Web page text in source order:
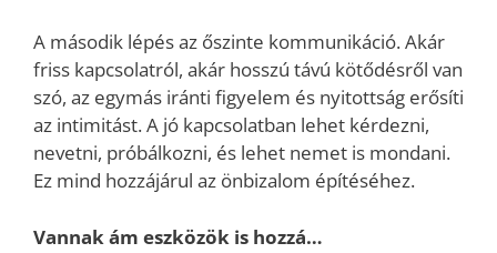
A második lépés az őszinte kommunikáció. Akár
friss kapcsolatról, akár hosszú távú kötődésről van
szó, az egymás iránti figyelem és nyitottság erősíti
az intimitást. A jó kapcsolatban lehet kérdezni,
nevetni, próbálkozni, és lehet nemet is mondani.
Ez mind hozzájárul az önbizalom építéséhez.
Vannak ám eszközök is hozzá…